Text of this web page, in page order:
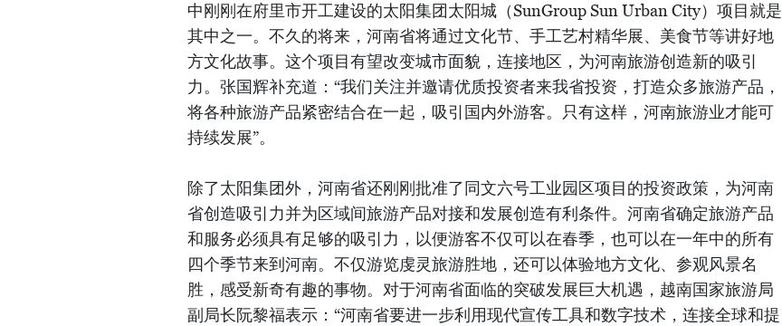
中刚刚在府里市开工建设的太阳集团太阳城（SunGroup Sun Urban City）项目就是
其中之一。不久的将来，河南省将通过文化节、手工艺村精华展、美食节等讲好地
方文化故事。这个项目有望改变城市面貌，连接地区，为河南旅游创造新的吸引
力。张国辉补充道：“我们关注并邀请优质投资者来我省投资，打造众多旅游产品，
将各种旅游产品紧密结合在一起，吸引国内外游客。只有这样，河南旅游业才能可
持续发展”。
除了太阳集团外，河南省还刚刚批准了同文六号工业园区项目的投资政策，为河南
省创造吸引力并为区域间旅游产品对接和发展创造有利条件。河南省确定旅游产品
和服务必须具有足够的吸引力，以便游客不仅可以在春季，也可以在一年中的所有
四个季节来到河南。不仅游览虔灵旅游胜地，还可以体验地方文化、参观风景名
胜，感受新奇有趣的事物。对于河南省面临的突破发展巨大机遇，越南国家旅游局
副局长阮黎福表示：“河南省要进一步利用现代宣传工具和数字技术，连接全球和提